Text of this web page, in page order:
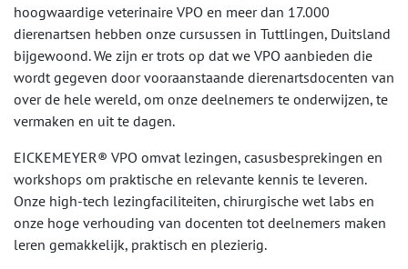
hoogwaardige veterinaire VPO en meer dan 17.000
dierenartsen hebben onze cursussen in Tuttlingen, Duitsland
bijgewoond. We zijn er trots op dat we VPO aanbieden die
wordt gegeven door vooraanstaande dierenartsdocenten van
over de hele wereld, om onze deelnemers te onderwijzen, te
vermaken en uit te dagen.
EICKEMEYER® VPO omvat lezingen, casusbesprekingen en
workshops om praktische en relevante kennis te leveren.
Onze high-tech lezingfaciliteiten, chirurgische wet labs en
onze hoge verhouding van docenten tot deelnemers maken
leren gemakkelijk, praktisch en plezierig.